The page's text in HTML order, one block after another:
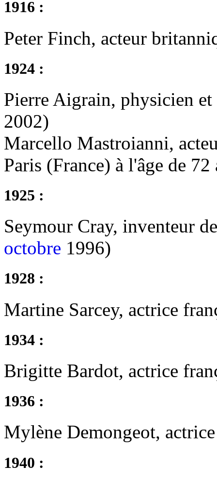
1916 :
Peter Finch, acteur
1924 :
Pierre Aigrain, physicien
2002)
Marcello Mastroianni,
Paris (France) à l'âge de 72
1925 :
Seymour Cray, inventeur
octobre 1996)
1928 :
Martine Sarcey, actrice
1934 :
Brigitte Bardot, actrice
1936 :
Mylène Demongeot,
1940 :